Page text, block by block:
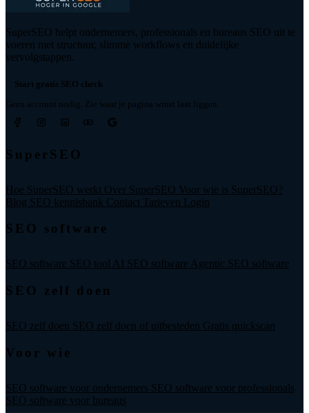
SuperSEO helpt ondernemers, professionals en bureaus SEO uit te
voeren met structuur, slimme workflows en duidelijke
vervolgstappen.
Start gratis SEO check
Geen account nodig. Zie waar je pagina winst laat liggen.
SuperSEO
Hoe SuperSEO werkt Over SuperSEO Voor wie is SuperSEO?
Blog SEO kennisbank Contact Tarieven Login
SEO software
SEO software SEO tool AI SEO software Agentic SEO software
SEO zelf doen
SEO zelf doen SEO zelf doen of uitbesteden Gratis quickscan
Voor wie
SEO software voor ondernemers SEO software voor professionals
SEO software voor bureaus